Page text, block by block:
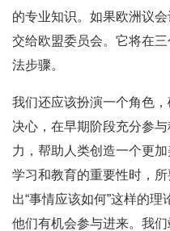
的专业知识。如果欧洲议
交给欧盟委员会。它将在
法步骤。
我们还应该扮演一个角色
决心，在早期阶段充分参
力，帮助人类创造一个更
学习和教育的重要性时，
出“事情应该如何”这样的
他们有机会参与进来。我